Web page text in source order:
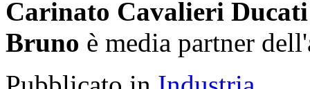
Carinato Cavalieri Ducati
Bruno è media partner